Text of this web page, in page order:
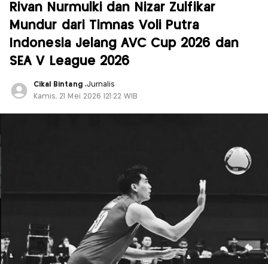
Rivan Nurmulki dan Nizar Zulfikar
Mundur dari Timnas Voli Putra
Indonesia Jelang AVC Cup 2026 dan
SEA V League 2026
Cikal Bintang ,Jurnalis
Kamis, 21 Mei 2026 |21:22 WIB